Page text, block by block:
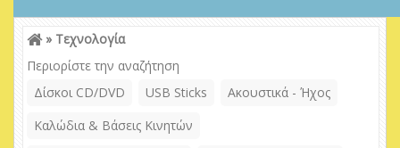
» Τεχνολογία
Περιορίστε την αναζήτηση
Δίσκοι CD/DVD
USB Sticks
Ακουστικά - Ήχος
Καλώδια & Βάσεις Κινητών